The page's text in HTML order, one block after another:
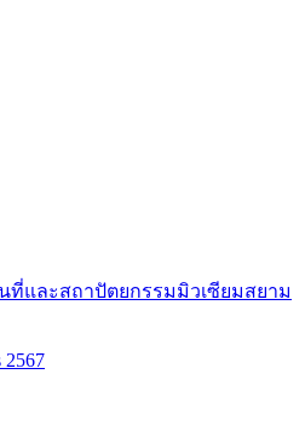
ที่และสถาปัตยกรรมมิวเซียมสยาม
2567